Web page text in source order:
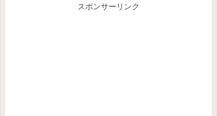
スポンサーリンク